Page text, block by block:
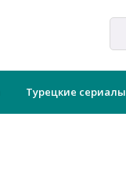
Турецкие сериалы